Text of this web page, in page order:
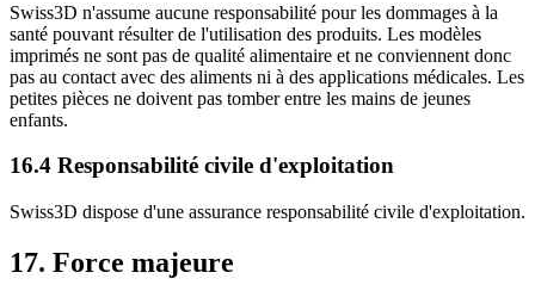
Swiss3D n'assume aucune responsabilité pour les dommages à la
santé pouvant résulter de l'utilisation des produits. Les modèles
imprimés ne sont pas de qualité alimentaire et ne conviennent donc
pas au contact avec des aliments ni à des applications médicales. Les
petites pièces ne doivent pas tomber entre les mains de jeunes
enfants.
16.4 Responsabilité civile d'exploitation
Swiss3D dispose d'une assurance responsabilité civile d'exploitation.
17. Force majeure